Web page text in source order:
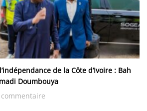
de la Côte d’Ivoire : Bah
Doumbouya
commentaire